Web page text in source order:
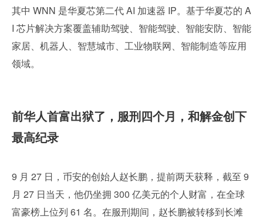
其中 WNN 是华夏芯第二代 AI 加速器 IP。基于华夏芯的 A
I 芯片解决方案覆盖辅助驾驶、智能驾驶、智能安防、智能
家居、机器人、智慧城市、工业物联网、智能制造等应用
领域。
前华人首富出狱了，服刑四个月，和解金创下
最高纪录
9 月 27 日，币安的创始人赵长鹏，提前两天获释，截至 9
月 27 日当天，他仍坐拥 300 亿美元的个人财富，在全球
富豪榜上位列 61 名。在服刑期间，赵长鹏被转移到长滩